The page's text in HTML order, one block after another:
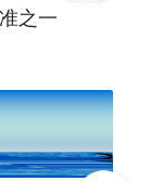
之一